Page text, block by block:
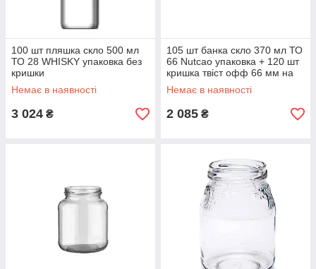
100 шт пляшка скло 500 мл
ТО 28 WHISKY упаковка без
кришки
Немає в наявності
3 024 ₴
105 шт банка скло 370 мл ТО
66 Nutcao упаковка + 120 шт
кришка твіст офф 66 мм на
вибір
Немає в наявності
2 085 ₴